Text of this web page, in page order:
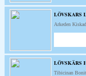
LÖVSKARS
Arkeden
LÖVSKÄRS
Tibicinan